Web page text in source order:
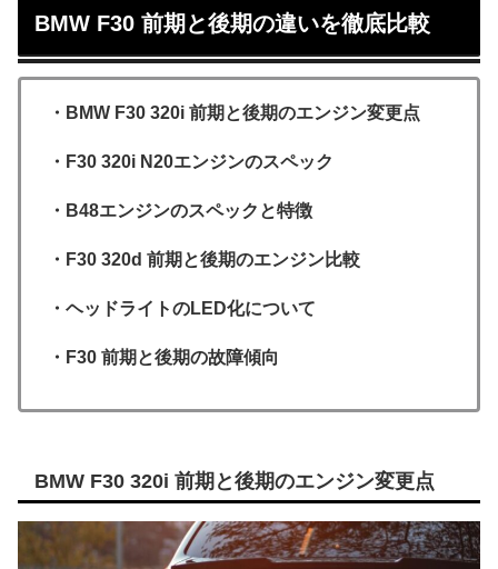
BMW F30 前期と後期の違いを徹底比較
・BMW F30 320i 前期と後期のエンジン変更点
・F30 320i N20エンジンのスペック
・B48エンジンのスペックと特徴
・F30 320d 前期と後期のエンジン比較
・ヘッドライトのLED化について
・F30 前期と後期の故障傾向
BMW F30 320i 前期と後期のエンジン変更点